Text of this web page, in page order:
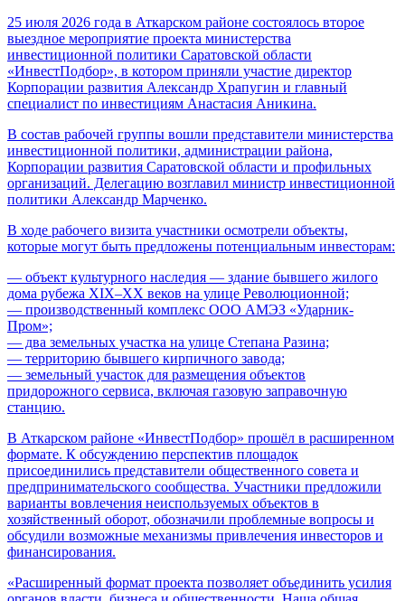
25 июля 2026 года в Аткарском районе состоялось второе
выездное мероприятие проекта министерства
инвестиционной политики Саратовской области
«ИнвестПодбор», в котором приняли участие директор
Корпорации развития Александр Храпугин и главный
специалист по инвестициям Анастасия Аникина.
В состав рабочей группы вошли представители министерства
инвестиционной политики, администрации района,
Корпорации развития Саратовской области и профильных
организаций. Делегацию возглавил министр инвестиционной
политики Александр Марченко.
В ходе рабочего визита участники осмотрели объекты,
которые могут быть предложены потенциальным инвесторам:
— объект культурного наследия — здание бывшего жилого
дома рубежа XIX–XX веков на улице Революционной;
— производственный комплекс ООО АМЭЗ «Ударник-
Пром»;
— два земельных участка на улице Степана Разина;
— территорию бывшего кирпичного завода;
— земельный участок для размещения объектов
придорожного сервиса, включая газовую заправочную
станцию.
В Аткарском районе «ИнвестПодбор» прошёл в расширенном
формате. К обсуждению перспектив площадок
присоединились представители общественного совета и
предпринимательского сообщества. Участники предложили
варианты вовлечения неиспользуемых объектов в
хозяйственный оборот, обозначили проблемные вопросы и
обсудили возможные механизмы привлечения инвесторов и
финансирования.
«Расширенный формат проекта позволяет объединить усилия